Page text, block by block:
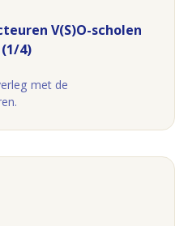
V(S)O-scholen
4)
met de